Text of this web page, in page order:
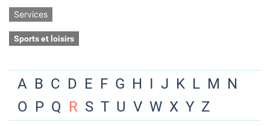
Services
Sports et loisirs
A B C D E F G H I J K L M N
O P Q R S T U V W X Y Z